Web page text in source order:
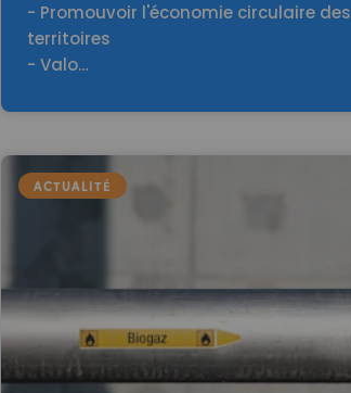
- Promouvoir l'économie circulaire des
territoires
- Valo…
ACTUALITÉ